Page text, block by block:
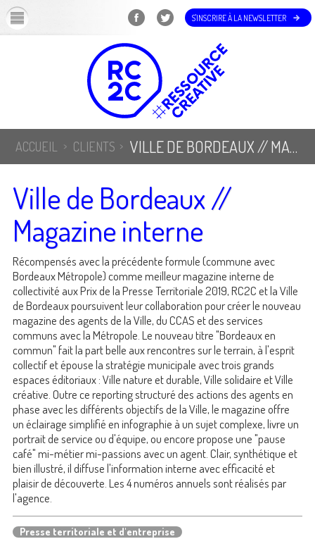
S'INSCRIRE À LA NEWSLETTER
ACCUEIL CLIENTS VILLE DE BORDEAUX // MAGAZINE INTERNE
Ville de Bordeaux //
Magazine interne
Récompensés avec la précédente formule (commune avec
Bordeaux Métropole) comme meilleur magazine interne de
collectivité aux Prix de la Presse Territoriale 2019, RC2C et la Ville
de Bordeaux poursuivent leur collaboration pour créer le nouveau
magazine des agents de la Ville, du CCAS et des services
communs avec la Métropole. Le nouveau titre "Bordeaux en
commun" fait la part belle aux rencontres sur le terrain, à l'esprit
collectif et épouse la stratégie municipale avec trois grands
espaces éditoriaux : Ville nature et durable, Ville solidaire et Ville
créative. Outre ce reporting structuré des actions des agents en
phase avec les différents objectifs de la Ville, le magazine offre
un éclairage simplifié en infographie à un sujet complexe, livre un
portrait de service ou d'équipe, ou encore propose une "pause
café" mi-métier mi-passions avec un agent. Clair, synthétique et
bien illustré, il diffuse l'information interne avec efficacité et
plaisir de découverte. Les 4 numéros annuels sont réalisés par
l'agence.
Presse territoriale et d'entreprise